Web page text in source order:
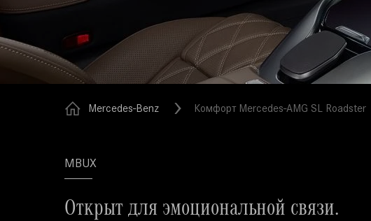
Mercedes-Benz Комфорт Mercedes-AMG SL Roadster
MBUX
Открыт для эмоциональной связи.